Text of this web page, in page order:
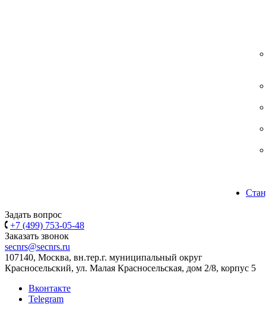
Задать вопрос
+7 (499) 753-05-48
Заказать звонок
secnrs@secnrs.ru
107140, Москва, вн.тер.г. муниципальный округ
Красносельский, ул. Малая Красносельская, дом 2/8, корпус 5
Вконтакте
Telegram